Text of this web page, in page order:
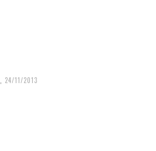
24/11/2013